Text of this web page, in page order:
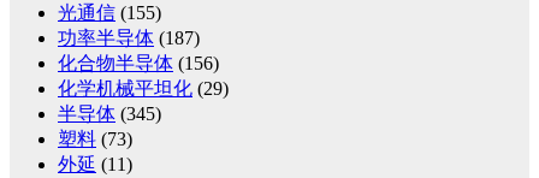
光通信 (155)
功率半导体 (187)
化合物半导体 (156)
化学机械平坦化 (29)
半导体 (345)
塑料 (73)
外延 (11)